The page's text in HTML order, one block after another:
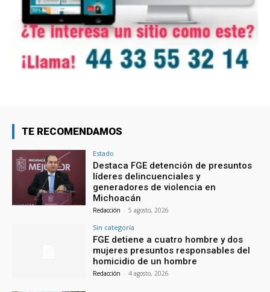
TE RECOMENDAMOS
Estado
Destaca FGE detención de presuntos
líderes delincuenciales y
generadores de violencia en
Michoacán
Redacción - 5 agosto, 2026
Sin categoría
FGE detiene a cuatro hombre y dos
mujeres presuntos responsables del
homicidio de un hombre
Redacción - 4 agosto, 2026